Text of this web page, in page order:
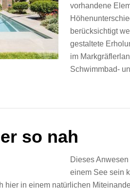
vorhandene
berücksichtigt
gestaltete
im
Schwimmbad-
so nah
Dieses
einem See sein
hier in einem natürlichen